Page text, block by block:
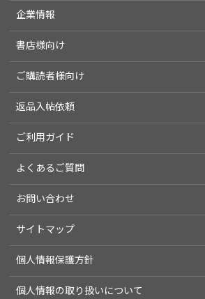
企業情報
書店様向け
ご購読者様向け
返品入帖依頼
ご利用ガイド
よくあるご質問
お問い合わせ
サイトマップ
個人情報保護方針
個人情報の取り扱いについて